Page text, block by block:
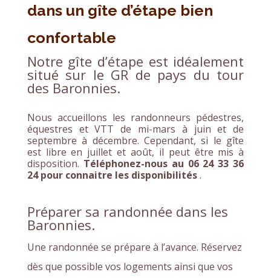
dans un gîte d’étape bien
confortable
Notre gîte d’étape est idéalement
situé sur le GR de pays du tour
des Baronnies.
Nous accueillons les randonneurs pédestres,
équestres et VTT de mi-mars à juin et de
septembre à décembre. Cependant, si le gîte
est libre en juillet et août, il peut être mis à
disposition. Téléphonez-nous au 06 24 33 36
24pour connaitre les disponibilités.
Préparer sa randonnée dans les
Baronnies.
Une randonnée se prépare à l’avance. Réservez
dès que possible vos logements ainsi que vos